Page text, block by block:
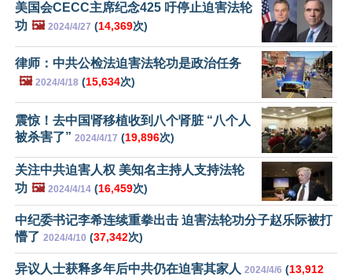
美国会CECC主席纪念425 吁停止迫害法轮
功 🖼️ 2024/4/27 (14,369次)
律师：中共公检法迫害法轮功是政治任务
🖼️ 2024/4/18 (15,634次)
震惊！去中国肾移植收到八个肾脏 “八个人
被杀害了” 2024/4/17 (19,896次)
关注中共迫害人权 美知名主持人支持法轮
功 🖼️ 2024/4/14 (16,459次)
中纪委书记李希连续重拳出击 迫害法轮功分子赵乐际被打
懵了 2024/4/10 (37,342次)
异议人士获释多年后中共仍在迫害其家人 2024/4/6 (13,912